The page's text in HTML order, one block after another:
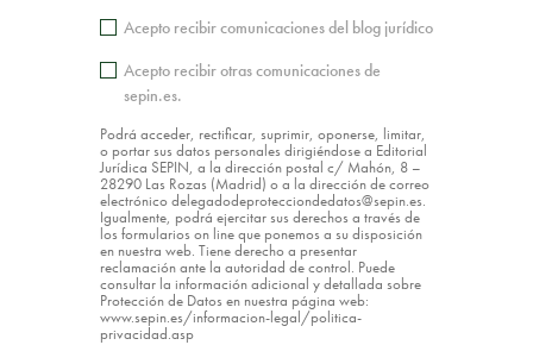
Acepto recibir comunicaciones del blog jurídico
Acepto recibir otras comunicaciones de
sepin.es.
Podrá acceder, rectificar, suprimir, oponerse, limitar,
o portar sus datos personales dirigiéndose a Editorial
Jurídica SEPIN, a la dirección postal c/ Mahón, 8 –
28290 Las Rozas (Madrid) o a la dirección de correo
electrónico delegadodeprotecciondedatos@sepin.es.
Igualmente, podrá ejercitar sus derechos a través de
los formularios on line que ponemos a su disposición
en nuestra web. Tiene derecho a presentar
reclamación ante la autoridad de control. Puede
consultar la información adicional y detallada sobre
Protección de Datos en nuestra página web:
www.sepin.es/informacion-legal/politica-
privacidad.asp